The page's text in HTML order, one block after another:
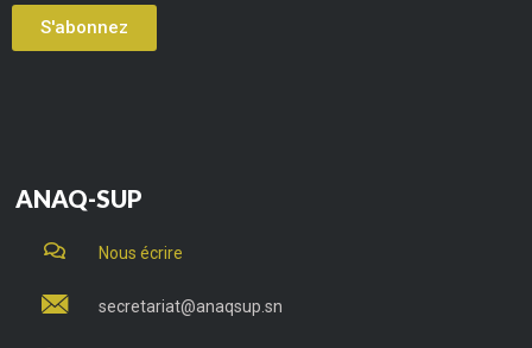
S'abonnez
ANAQ-SUP
Nous écrire
secretariat@anaqsup.sn